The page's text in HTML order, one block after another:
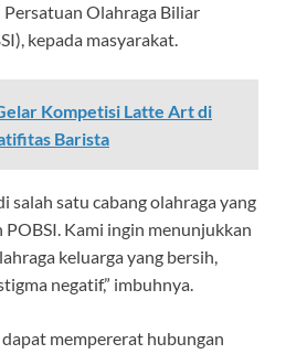
Olahraga Biliar
kepada masyarakat.
Kompetisi Latte Art di
Barista
salah satu cabang olahraga yang
Kami ingin menunjukkan
keluarga yang bersih,
negatif,” imbuhnya.
mempererat hubungan